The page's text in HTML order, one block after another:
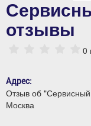
отзывы
0
Адрес:
Отзыв об
Москва